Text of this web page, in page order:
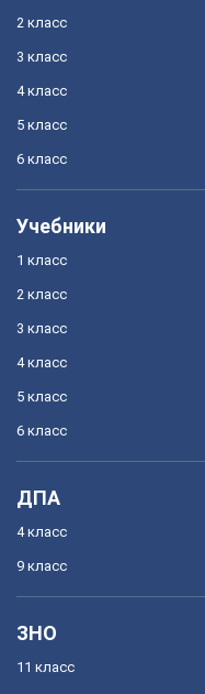
2 класс
3 класс
4 класс
5 класс
6 класс
Учебники
1 класс
2 класс
3 класс
4 класс
5 класс
6 класс
ДПА
4 класс
9 класс
ЗНО
11 класс